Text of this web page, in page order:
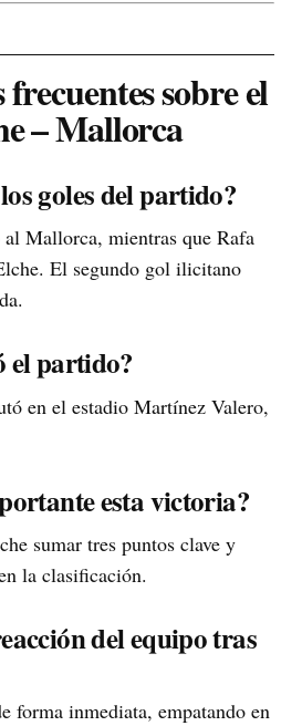
frecuentes sobre el
– Mallorca
goles del partido?
Mallorca, mientras que Rafa
El segundo gol ilicitano
el partido?
en el estadio Martínez Valero,
esta victoria?
sumar tres puntos clave y
la clasificación.
del equipo tras
forma inmediata, empatando en